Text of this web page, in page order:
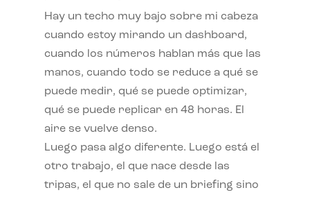
Hay un techo muy bajo sobre mi cabeza
cuando estoy mirando un dashboard,
cuando los números hablan más que las
manos, cuando todo se reduce a qué se
puede medir, qué se puede optimizar,
qué se puede replicar en 48 horas. El
aire se vuelve denso.
Luego pasa algo diferente. Luego está el
otro trabajo, el que nace desde las
tripas, el que no sale de un briefing sino